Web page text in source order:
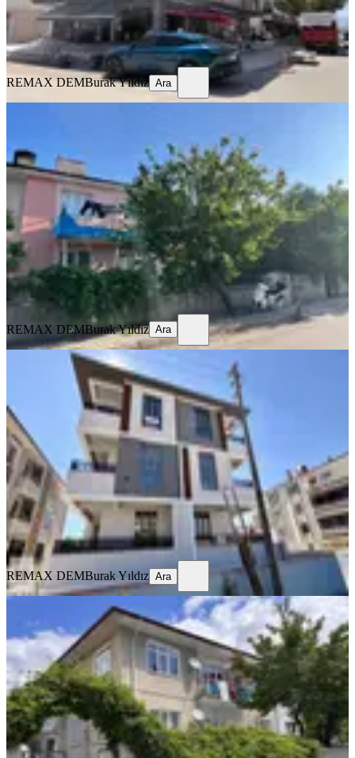
REMAX DEMBurak Yıldız
Ara
REMAX DEMBurak Yıldız Ara
Eşyalı Kiralık 2+1 Daire
Merkez, Kazım Karabekir Mahallesi
2+1·100 m² ·1. Kat ·25.07.2026
12.750 ₺
REMAX DEM Burak Yıldız
Ara
REMAX DEMBurak Yıldız Ara
SIFIR BİNA
Remax Dem'den Kazim Karabekir
Mah. 2+1 Ara Kat Fırsat Daire
Merkez, Kazım Karabekir Mahallesi
2+1
100 m²·2. Kat·23.07.2026
21.000 ₺
REMAX DEMBurak Yıldız
Ara
REMAX DEMBurak Yıldız Ara
BALKONLU
Remax Dem'den İnönü Mah. Kiralık
3+1 Daire
Merkez, Yavuz Selim Mahallesi
3+1·125 m²·Yüksek giriş ·23.07.2026
13.000 ₺